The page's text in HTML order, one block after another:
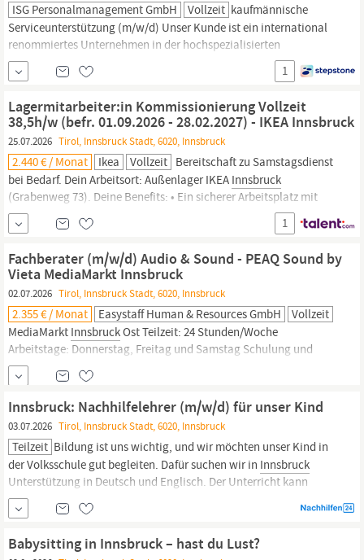
ISG Personalmanagement GmbH Vollzeit kaufmännische
Serviceunterstützung (m/w/d) Unser Kunde ist ein international
renommiertes Unternehmen in der hochspezialisierten
Medizintechnik mit einem sehr hohen Marktanteil in seinem
Segment. Zur Verstärkung des bestehenden Teams soll folgende
Unterstützung des Servcieteams bei allen...
1
Lagermitarbeiter:in Kommissionierung Vollzeit
38,5h/w (befr. 01.09.2026 - 28.02.2027) - IKEA Innsbruck
25.07.2026 Tirol, Innsbruck Stadt, 6020, Innsbruck
2.440 € / Monat Ikea Vollzeit Bereitschaft zu Samstagsdienst
bei Bedarf. Dein Arbeitsort: Außenlager IKEA Innsbruck
(Grabenweg 73). Deine Benefits: • Ein sicherer Arbeitsplatz mit
einem Einstiegsgehalt über dem Kollektivvertrag in einem
inklusiven und werteorientierten Unternehmen • ONE IKEA Bonus
(jährlich bei Zielerreichung für alle Mitarbeiter:innen) • Ein
Dienstplan, abgestimmt...
1
Fachberater (m/w/d) Audio & Sound - PEAQ Sound by
Vieta MediaMarkt Innsbruck
02.07.2026 Tirol, Innsbruck Stadt, 6020, Innsbruck
2.355 € / Monat Easystaff Human & Resources GmbH
Vollzeit
MediaMarkt InnsbruckOst Teilzeit: 24 Stunden/Woche
Arbeitstage: Donnerstag, Freitag und Samstag Schulung und
Start in Wien am 7. August 2026: Aufwände wie Reisekosten bzw.
Übernachtung, falls notwendig, werden bezahlt. Bezahlung: Das
Mindestgehalt für diese Position beträgt 2.355 € Gesamtbrutto pro
Monat auf Vollzeitbasis.
Innsbruck: Nachhilfelehrer (m/w/d) für unser Kind
03.07.2026 Tirol, Innsbruck Stadt, 6020, Innsbruck
Teilzeit Bildung ist uns wichtig, und wir möchten unser Kind in
der Volksschule gut begleiten. Dafür suchen wir in Innsbruck
Unterstützung in Deutsch und Englisch. Der Unterricht kann
gerne als Einzelunterricht oder in einer kleinen Gruppe
stattfinden. Sowohl Termine bei uns als auch bei Ihnen sind für
Babysitting in Innsbruck – hast du Lust?